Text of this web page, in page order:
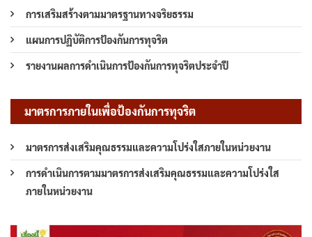
การเสริมสร้างตามมาตรฐานทางจริยธรรม
แผนการปฏิบัติการป้องกันการทุจริต
รายงานผลการดำเนินการป้องกันการทุจริตประจำปี
มาตรการภายในเพื่อป้องกันการทุจริต
มาตรการส่งเสริมคุณธรรมและความโปร่งใสภายในหน่วยงาน
การดำเนินการตามมาตรการส่งเสริมคุณธรรมและความโปร่งใส
ภายในหน่วยงาน